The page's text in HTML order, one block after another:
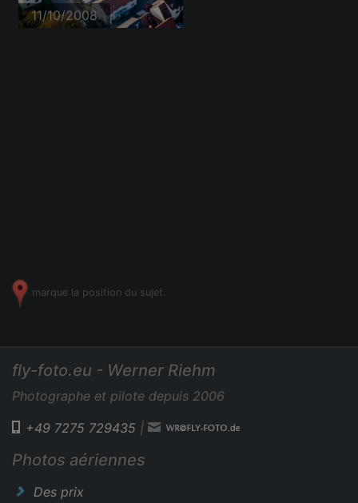
11/10/2008
marque la position du sujet.
fly-foto.eu - Werner Riehm
Photographe et pilote depuis 2006
+49 7275 729435 |
Photos aériennes
Des prix